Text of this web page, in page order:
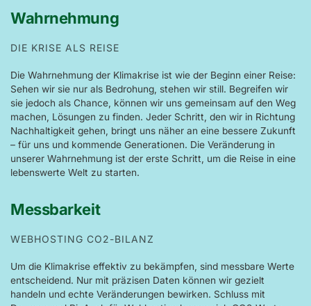
Wahrnehmung
DIE KRISE ALS REISE
Die Wahrnehmung der Klimakrise ist wie der Beginn einer Reise:
Sehen wir sie nur als Bedrohung, stehen wir still. Begreifen wir
sie jedoch als Chance, können wir uns gemeinsam auf den Weg
machen, Lösungen zu finden. Jeder Schritt, den wir in Richtung
Nachhaltigkeit gehen, bringt uns näher an eine bessere Zukunft
– für uns und kommende Generationen. Die Veränderung in
unserer Wahrnehmung ist der erste Schritt, um die Reise in eine
lebenswerte Welt zu starten.
Messbarkeit
WEBHOSTING CO2-BILANZ
Um die Klimakrise effektiv zu bekämpfen, sind messbare Werte
entscheidend. Nur mit präzisen Daten können wir gezielt
handeln und echte Veränderungen bewirken. Schluss mit